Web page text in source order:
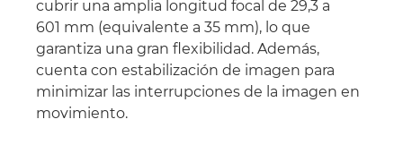
cubrir una amplia longitud focal de 29,3 a
601 mm (equivalente a 35 mm), lo que
garantiza una gran flexibilidad. Además,
cuenta con estabilización de imagen para
minimizar las interrupciones de la imagen en
movimiento.